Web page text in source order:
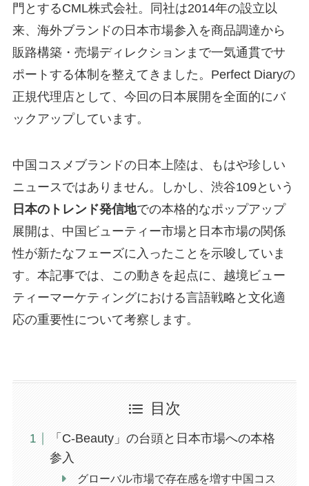
門とするCML株式会社。同社は2014年の設立以
来、海外ブランドの日本市場参入を商品調達から
販路構築・売場ディレクションまで一気通貫でサ
ポートする体制を整えてきました。Perfect Diaryの
正規代理店として、今回の日本展開を全面的にバ
ックアップしています。
中国コスメブランドの日本上陸は、もはや珍しい
ニュースではありません。しかし、渋谷109という
日本のトレンド発信地での本格的なポップアップ
展開は、中国ビューティー市場と日本市場の関係
性が新たなフェーズに入ったことを示唆していま
す。本記事では、この動きを起点に、越境ビュー
ティーマーケティングにおける言語戦略と文化適
応の重要性について考察します。
目次
「C-Beauty」の台頭と日本市場への本格
参入
グローバル市場で存在感を増す中国コス